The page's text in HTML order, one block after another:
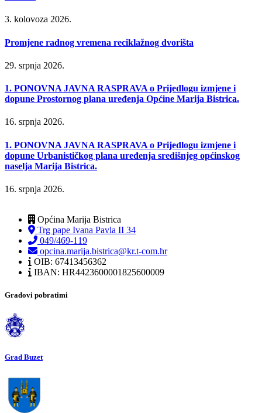
3. kolovoza 2026.
Promjene radnog vremena reciklažnog dvorišta
29. srpnja 2026.
1. PONOVNA JAVNA RASPRAVA o Prijedlogu izmjene i
dopune Prostornog plana uređenja Općine Marija Bistrica.
16. srpnja 2026.
1. PONOVNA JAVNA RASPRAVA o Prijedlogu izmjene i
dopune Urbanističkog plana uređenja središnjeg općinskog
naselja Marija Bistrica.
16. srpnja 2026.
Općina Marija Bistrica
Trg pape Ivana Pavla II 34
049/469-119
opcina.marija.bistrica@kr.t-com.hr
OIB: 67413456362
IBAN: HR4423600001825600009
Gradovi pobratimi
Grad Buzet